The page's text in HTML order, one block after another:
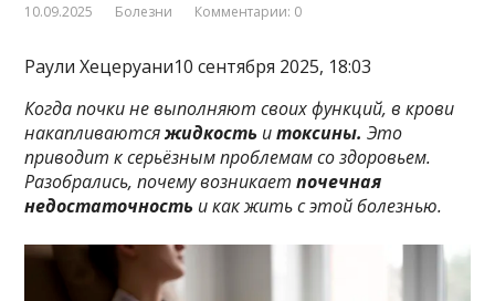
10.09.2025 Болезни Комментарии: 0
Раули Хецеруани10 сентября 2025, 18:03
Когда почки не выполняют своих функций, в крови
накапливаютсяжидкость итоксины. Это
приводит к серьёзным проблемам со здоровьем.
Разобрались, почему возникаетпочечная
недостаточность и как жить с этой болезнью.